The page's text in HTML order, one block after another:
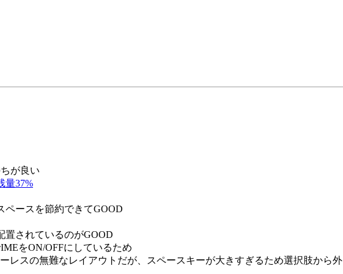
が良い
量37%
ペースを節約できてGOOD
置されているのがGOOD
をON/OFFにしているため
レスの無難なレイアウトだが、スペースキーが大きすぎるため選択肢から